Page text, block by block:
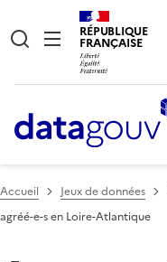
RÉPUBLIQUE
FRANÇAISE
Accueil Jeux de données
agréé-e-s en Loire-Atlantique